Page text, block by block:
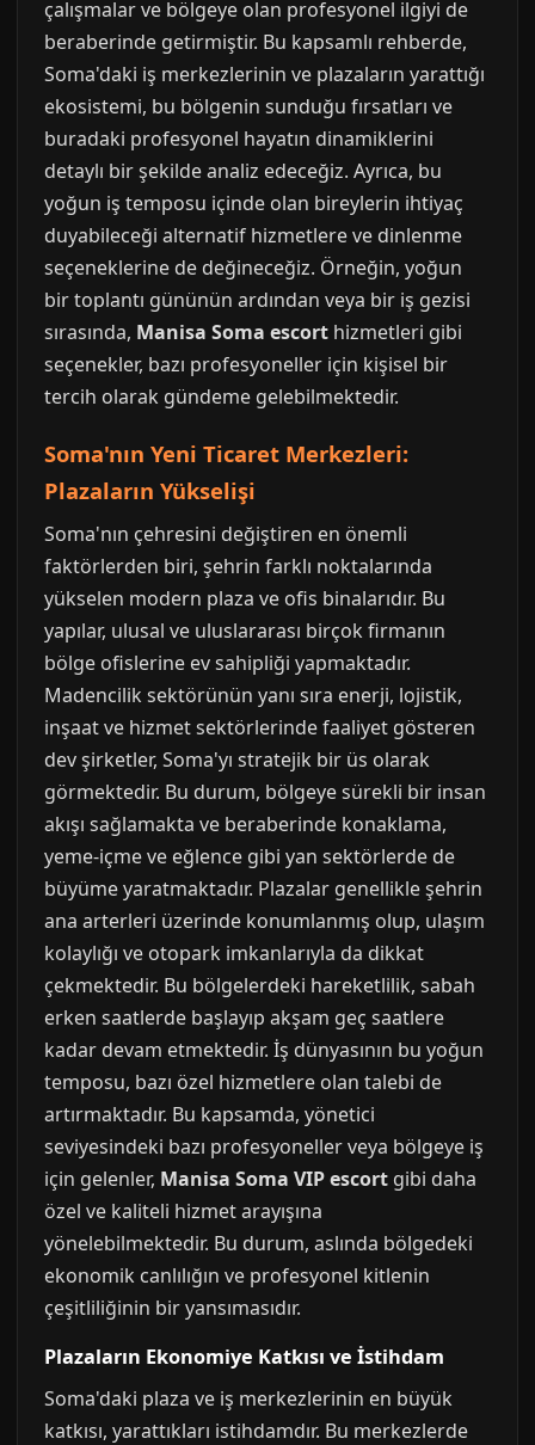
çalışmalar ve bölgeye olan profesyonel ilgiyi de
beraberinde getirmiştir. Bu kapsamlı rehberde,
Soma'daki iş merkezlerinin ve plazaların yarattığı
ekosistemi, bu bölgenin sunduğu fırsatları ve
buradaki profesyonel hayatın dinamiklerini
detaylı bir şekilde analiz edeceğiz. Ayrıca, bu
yoğun iş temposu içinde olan bireylerin ihtiyaç
duyabileceği alternatif hizmetlere ve dinlenme
seçeneklerine de değineceğiz. Örneğin, yoğun
bir toplantı gününün ardından veya bir iş gezisi
sırasında, Manisa Soma escort hizmetleri gibi
seçenekler, bazı profesyoneller için kişisel bir
tercih olarak gündeme gelebilmektedir.
Soma'nın Yeni Ticaret Merkezleri:
Plazaların Yükselişi
Soma'nın çehresini değiştiren en önemli
faktörlerden biri, şehrin farklı noktalarında
yükselen modern plaza ve ofis binalarıdır. Bu
yapılar, ulusal ve uluslararası birçok firmanın
bölge ofislerine ev sahipliği yapmaktadır.
Madencilik sektörünün yanı sıra enerji, lojistik,
inşaat ve hizmet sektörlerinde faaliyet gösteren
dev şirketler, Soma'yı stratejik bir üs olarak
görmektedir. Bu durum, bölgeye sürekli bir insan
akışı sağlamakta ve beraberinde konaklama,
yeme-içme ve eğlence gibi yan sektörlerde de
büyüme yaratmaktadır. Plazalar genellikle şehrin
ana arterleri üzerinde konumlanmış olup, ulaşım
kolaylığı ve otopark imkanlarıyla da dikkat
çekmektedir. Bu bölgelerdeki hareketlilik, sabah
erken saatlerde başlayıp akşam geç saatlere
kadar devam etmektedir. İş dünyasının bu yoğun
temposu, bazı özel hizmetlere olan talebi de
artırmaktadır. Bu kapsamda, yönetici
seviyesindeki bazı profesyoneller veya bölgeye iş
için gelenler, Manisa Soma VIP escort gibi daha
özel ve kaliteli hizmet arayışına
yönelebilmektedir. Bu durum, aslında bölgedeki
ekonomik canlılığın ve profesyonel kitlenin
çeşitliliğinin bir yansımasıdır.
Plazaların Ekonomiye Katkısı ve İstihdam
Soma'daki plaza ve iş merkezlerinin en büyük
katkısı, yarattıkları istihdamdır. Bu merkezlerde